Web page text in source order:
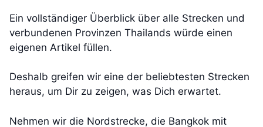
Ein vollständiger Überblick über alle Strecken und
verbundenen Provinzen Thailands würde einen
eigenen Artikel füllen.
Deshalb greifen wir eine der beliebtesten Strecken
heraus, um Dir zu zeigen, was Dich erwartet.
Nehmen wir die Nordstrecke, die Bangkok mit